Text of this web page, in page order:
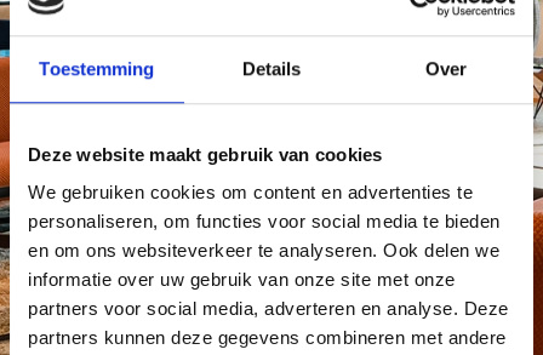
Toestemming Details Over
Deze website maakt gebruik van cookies
We gebruiken cookies om content en advertenties te
personaliseren, om functies voor social media te bieden
en om ons websiteverkeer te analyseren. Ook delen we
informatie over uw gebruik van onze site met onze
partners voor social media, adverteren en analyse. Deze
partners kunnen deze gegevens combineren met andere